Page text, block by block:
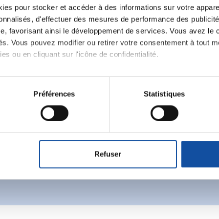
pour stocker et accéder à des informations sur votre
d'effectuer des mesures de performance des
favorisant ainsi le développement de services. Vous avez le
Vous pouvez modifier ou retirer votre consentement à tout
ou en cliquant sur l'icône de confidentialité.
également :
sur votre localisation géographique qui peuvent être
de vos données personnelles et définir vos
ou retirer votre consentement à tout moment à partir de la
Préférences Statistiques
Refuser
une nouvelle discussion vous aurez besoin de vous
Se connecter Créer un nouveau compte